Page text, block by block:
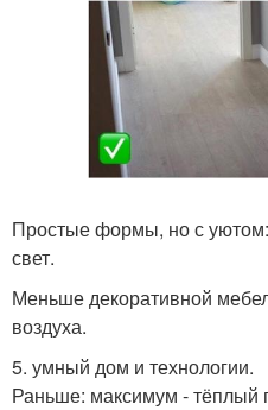
Простые формы, но с уютом:
свет.
Меньше декоративной
воздуха.
5. умный дом и технологии.
Раньше: максимум - тёплый